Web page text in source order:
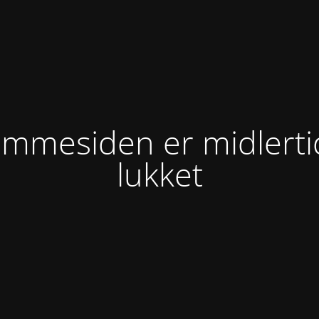
er
lukket